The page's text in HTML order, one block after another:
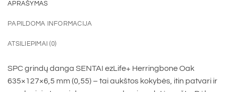
APRAŠYMAS
PAPILDOMA INFORMACIJA
ATSILIEPIMAI (0)
SPC grindų danga SENTAI ezLife+ Herringbone Oak
635×127×6,5 mm (0,55) – tai aukštos kokybės, itin patvari ir